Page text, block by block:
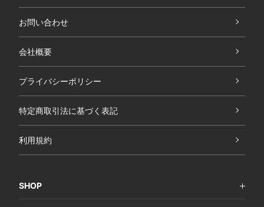
お問い合わせ
会社概要
プライバシーポリシー
特定商取引法に基づく表記
利用規約
SHOP